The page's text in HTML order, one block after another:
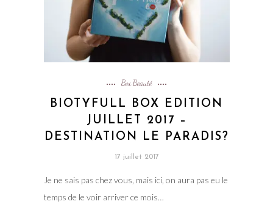
Box Beauté
BIOTYFULL BOX EDITION
JUILLET 2017 –
DESTINATION LE PARADIS?
17 juillet 2017
Je ne sais pas chez vous, mais ici, on aura pas eu le
temps de le voir arriver ce mois…